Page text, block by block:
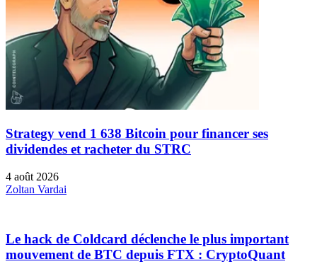
Strategy vend 1 638 Bitcoin pour financer ses
dividendes et racheter du STRC
4 août 2026
Zoltan Vardai
Le hack de Coldcard déclenche le plus important
mouvement de BTC depuis FTX : CryptoQuant